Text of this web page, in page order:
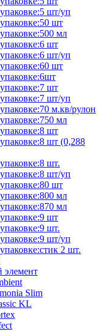
шт/уп
шт
мл
шт
шт/уп
шт
шт
шт/уп
м.кв/рулон
мл
шт
шт (0,288
шт.
шт/уп
шт
мл
мл
шт
шт.
шт/уп
2 шт.
элемент
Slim
KL